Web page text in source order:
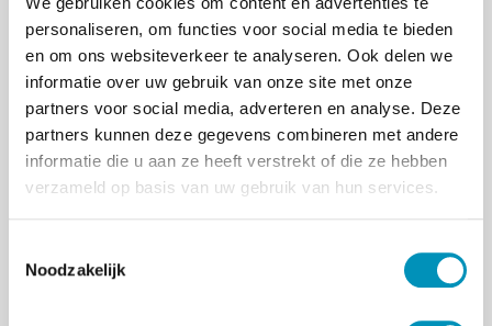
personaliseren, om functies voor social media te bieden
en om ons websiteverkeer te analyseren. Ook delen we
informatie over uw gebruik van onze site met onze
partners voor social media, adverteren en analyse. Deze
partners kunnen deze gegevens combineren met andere
informatie die u aan ze heeft verstrekt of die ze hebben
verzameld op basis van uw gebruik van hun services.
Noodzakelijk